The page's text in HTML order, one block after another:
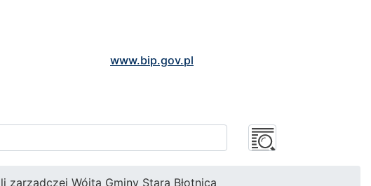
www.bip.gov.pl
zarządczej Wójta Gminy Stara Błotnica